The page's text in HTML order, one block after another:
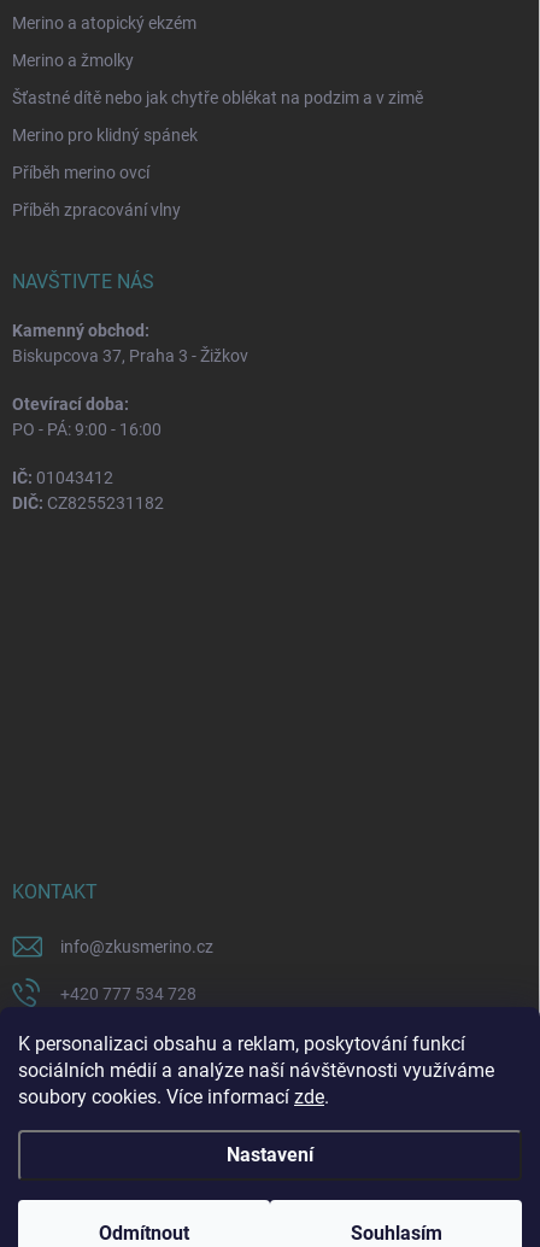
K personalizaci obsahu a reklam, poskytování funkcí
sociálních médií a analýze naší návštěvnosti využíváme
soubory cookies. Více informací zde.
Nastavení
Odmítnout Souhlasím
Merino a atopický ekzém
Merino a žmolky
Šťastné dítě nebo jak chytře oblékat na podzim a v zimě
Merino pro klidný spánek
Příběh merino ovcí
Příběh zpracování vlny
NAVŠTIVTE NÁS
Kamenný obchod:
Biskupcova 37, Praha 3 - Žižkov
Otevírací doba:
PO - PÁ: 9:00 - 16:00
IČ: 01043412
DIČ: CZ8255231182
KONTAKT
info@zkusmerino.cz
+420 777 534 728
https://www.facebook.com/zkusmerino/
zkusmerino.cz
Copyright 2026ZKUSMERINO. Všechna práva vyhrazena.Upravit nastavení